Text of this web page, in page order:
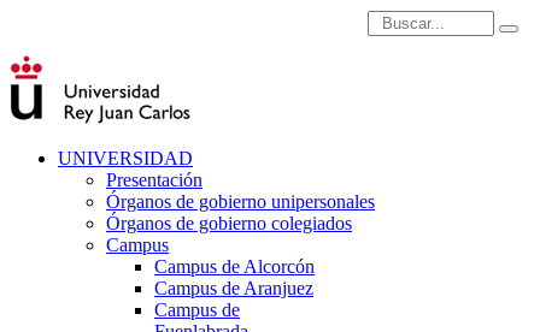
Introduce términos de
UNIVERSIDAD
Presentación
Órganos de gobierno unipersonales
Órganos de gobierno colegiados
Campus
Campus de Alcorcón
Campus de Aranjuez
Campus de